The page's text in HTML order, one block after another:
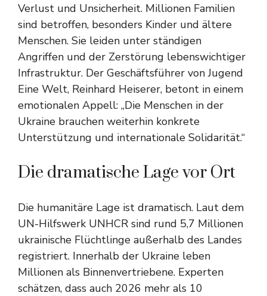
Verlust und Unsicherheit. Millionen Familien
sind betroffen, besonders Kinder und ältere
Menschen. Sie leiden unter ständigen
Angriffen und der Zerstörung lebenswichtiger
Infrastruktur. Der Geschäftsführer von Jugend
Eine Welt, Reinhard Heiserer, betont in einem
emotionalen Appell: „Die Menschen in der
Ukraine brauchen weiterhin konkrete
Unterstützung und internationale Solidarität.“
Die dramatische Lage vor Ort
Die humanitäre Lage ist dramatisch. Laut dem
UN-Hilfswerk UNHCR sind rund 5,7 Millionen
ukrainische Flüchtlinge außerhalb des Landes
registriert. Innerhalb der Ukraine leben
Millionen als Binnenvertriebene. Experten
schätzen, dass auch 2026 mehr als 10